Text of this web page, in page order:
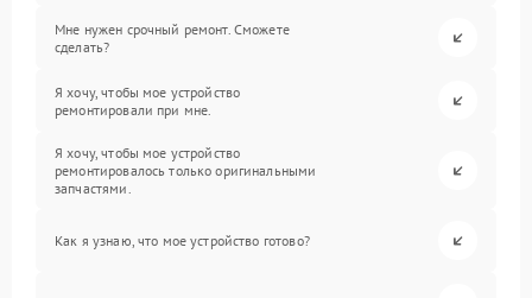
Мне нужен срочный ремонт. Сможете
сделать?
Я хочу, чтобы мое устройство
ремонтировали при мне.
Я хочу, чтобы мое устройство
ремонтировалось только оригинальными
запчастями.
Как я узнаю, что мое устройство готово?